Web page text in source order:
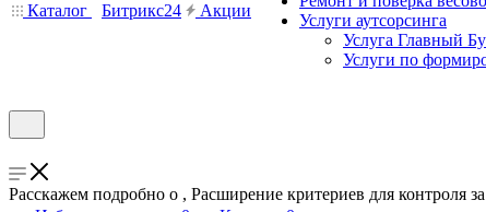
Каталог Битрикс24 Акции
Услуги аутсорсинга
Услуга Главный
Услуги по
Расскажем подробно о , Расширение критериев для контроля